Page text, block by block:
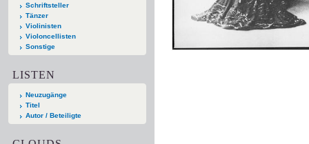
Schriftsteller
Tänzer
Violinisten
Violoncellisten
Sonstige
LISTEN
Neuzugänge
Titel
Autor / Beteiligte